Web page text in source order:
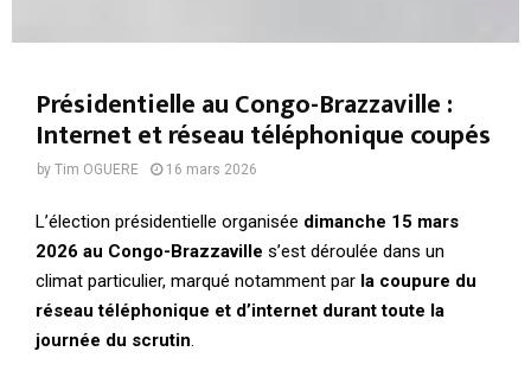
Présidentielle au Congo-Brazzaville :
Internet et réseau téléphonique coupés
by Tim OGUERE 16 mars 2026
L’élection présidentielle organisée dimanche 15 mars
2026 au Congo-Brazzaville s’est déroulée dans un
climat particulier, marqué notamment par la coupure du
réseau téléphonique et d’internet durant toute la
journée du scrutin